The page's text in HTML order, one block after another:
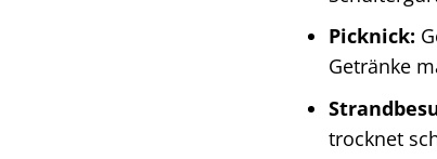
Picknick:
Getränke
trocknet